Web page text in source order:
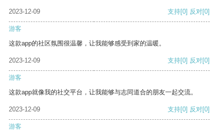
2023-12-09 支持[0] 反对[0]
游客
这款app的社区氛围很温馨，让我能够感受到家的温暖。
2023-12-09 支持[0] 反对[0]
游客
这款app就像我的社交平台，让我能够与志同道合的朋友一起交流。
2023-12-09 支持[0] 反对[0]
游客